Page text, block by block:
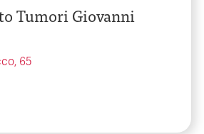
Tumori Giovanni
65